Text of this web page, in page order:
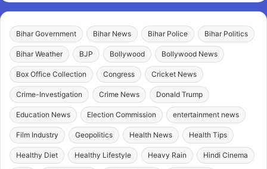
Bihar Government Bihar News Bihar Police Bihar Politics
Bihar Weather BJP Bollywood Bollywood News
Box Office Collection Congress Cricket News
Crime-Investigation Crime News Donald Trump
Education News Election Commission entertainment news
Film Industry Geopolitics Health News Health Tips
Healthy Diet Healthy Lifestyle Heavy Rain Hindi Cinema